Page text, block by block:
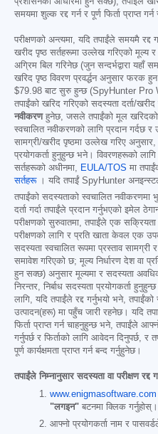
समयमा शुल्क रद्द गर्न र पूर्ण फिर्ता प्राप्त
परीक्षणको अन्त्यमा, यदि तपाईंले समयमै रद्द
खरीद पृष्ठ सर्तहरूमा उल्लेख गरिएको मूल्य
अग्रिम बिल गरिनेछ (जुन सन्दर्भद्वारा यहाँ
खरिद पृष्ठ विवरण प्रवर्द्धन अनुसार फरक हुन
$79.98 बाट सुरु हुन्छ (SpyHunter
तपाईंको खरिद गरिएको सदस्यता दर्ता/
नवीकरणहुनेछ, जसले तपाईंको मूल खरिदको
स्वचालित नवीकरणको लागि प्रदान गर्दछ र
सामग्री/खरीद पृष्ठमा उल्लेख गरिए अनुसार,
प्रयोगकर्ता हुनुहुन्छ भने। विवरणहरूको लागि
सर्तहरूको अधीनमा, EULA/TOS मा
सर्तहरू। यदि तपाईं SpyHunter
तपाईंको सदस्यताको स्वचालित नवीकरणमा
दर्ता गर्दा तपाईंले प्रदान गर्नुभएको इमेल
परीक्षणको सुरुवातमा, तपाईंले एक
परीक्षणको लागि र प्रति खाता केवल एक
सदस्यता स्वचालित रूपमा प्रस्ताव सामग्री र
समावेश गरिएको छ; मूल्य निर्धारण देश वा
हुन सक्छ) अनुसार मूल्यमा र सदस्यता
निरन्तर, निर्बाध सदस्यता प्रयोगकर्ता
लागि, यदि तपाईंले रद्द गर्नुभयो भने,
उत्पादन(हरू) मा पहुँच जारी रहनेछ। यदि
फिर्ता प्राप्त गर्न चाहनुहुन्छ भने, तपाईंले
गर्नुपर्छ र फिर्ताको लागि आवेदन दिनुपर्छ, र
पूर्ण कार्यक्षमता प्राप्त गर्न बन्द गर्नुहुनेछ।
तपाईंले निम्नानुसार सदस्यता वा परीक्षण रद्द
www.enigmasoftware.com
"लगइन" बटनमा क्लिक गर्नुहोस्।
आफ्नो प्रयोगकर्ता नाम र